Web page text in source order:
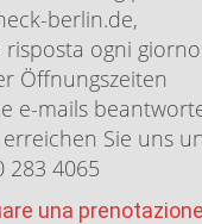
berlin.de,
ogni
Öffnungszeiten
e-mails
Sie uns
283 4065
una prenotazione